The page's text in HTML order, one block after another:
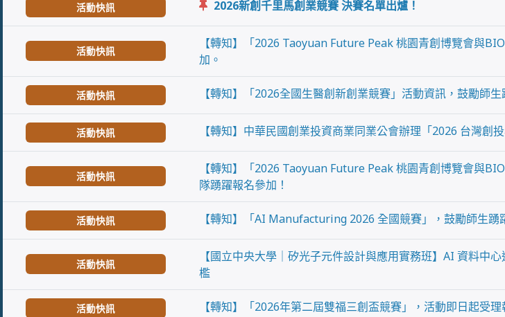
活動快訊 2026新創千里馬創業競賽 決賽名單出爐！
活動快訊
【轉知】「2026 Taoyuan Future Peak 桃園青創博覽會與
加。
活動快訊 【轉知】「2026全國生醫創新創業競賽」活動資訊，鼓勵師
活動快訊 【轉知】中華民國創業投資商業同業公會辦理「2026 台灣創
活動快訊
【轉知】「2026 Taoyuan Future Peak 桃園青創博覽會與
隊踴躍報名參加！
活動快訊 【轉知】「AI Manufacturing 2026 全國競賽」，鼓勵師生踴
活動快訊
【國立中央大學｜矽光子元件設計與應用實務班】AI 資料中
檻
活動快訊 【轉知】「2026年第二屆雙福三創盃競賽」，活動即日起受